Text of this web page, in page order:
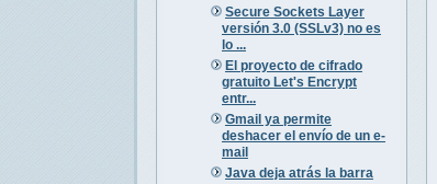
Secure Sockets Layer
versión 3.0 (SSLv3) no es
lo ...
El proyecto de cifrado
gratuito Let's Encrypt
entr...
Gmail ya permite
deshacer el envío de un e-
mail
Java deja atrás la barra